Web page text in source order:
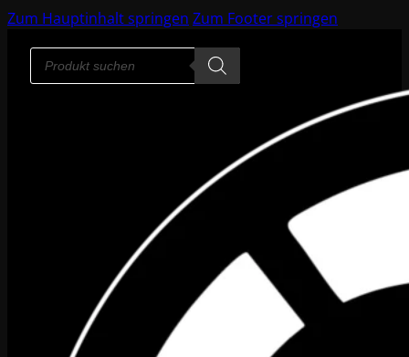
Zum Hauptinhalt springen Zum Footer springen
Products
search